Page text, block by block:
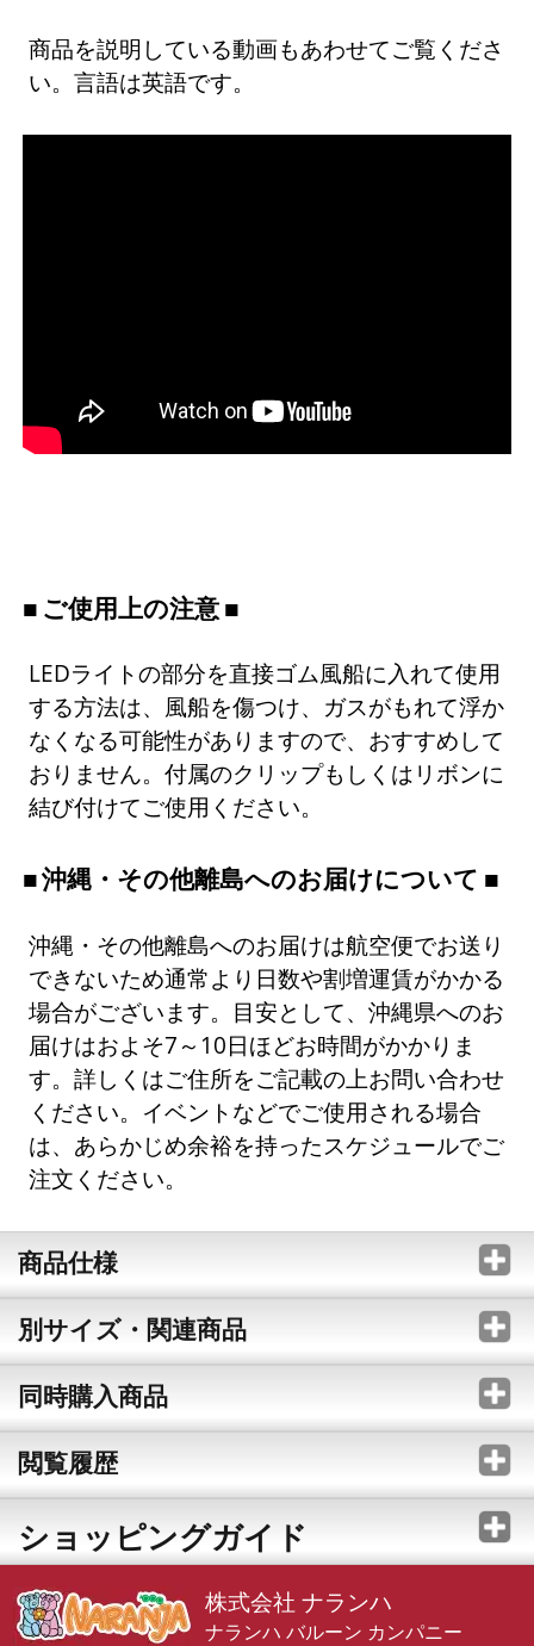
商品を説明している動画もあわせてご覧くださ
い。言語は英語です。
ご使用上の注意
LEDライトの部分を直接ゴム風船に入れて使用
する方法は、風船を傷つけ、ガスがもれて浮か
なくなる可能性がありますので、おすすめして
おりません。付属のクリップもしくはリボンに
結び付けてご使用ください。
沖縄・その他離島へのお届けについて
沖縄・その他離島へのお届けは航空便でお送り
できないため通常より日数や割増運賃がかかる
場合がございます。目安として、沖縄県へのお
届けはおよそ7～10日ほどお時間がかかりま
す。詳しくはご住所をご記載の上お問い合わせ
ください。イベントなどでご使用される場合
は、あらかじめ余裕を持ったスケジュールでご
注文ください。
商品仕様
別サイズ・関連商品
同時購入商品
閲覧履歴
ショッピングガイド
株式会社 ナランハ
ナランハ バルーン カンパニー